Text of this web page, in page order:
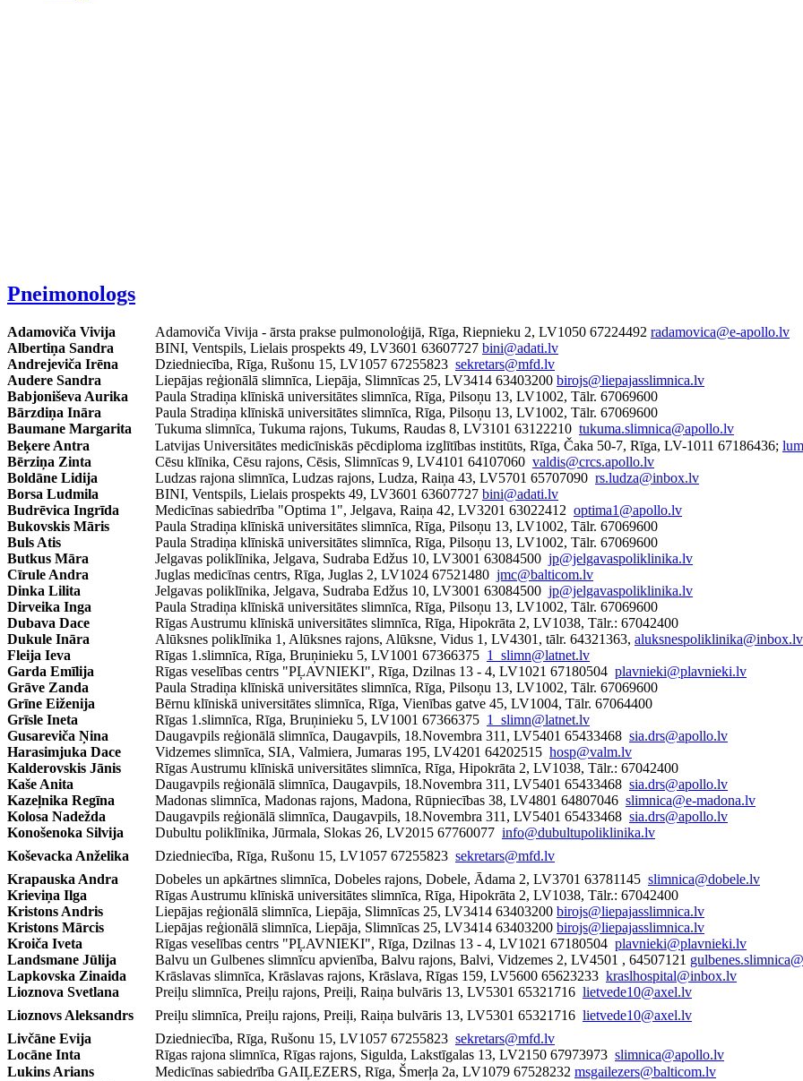
Pneimonologs
Adamoviča Vivija Adamoviča Vivija - ārsta prakse pulmonoloģijā, Rīga, Riepnieku 2, LV1050 67224492 radamovica@e-apollo.lv
Albertiņa Sandra
BINI, Ventspils, Lielais prospekts 49, LV3601 63607727 bini@adati.lv
Andrejeviča Irēna
Dziedniecība, Rīga, Rušonu 15, LV1057 67255823 sekretars@mfd.lv
Audere Sandra
Liepājas reģionālā slimnīca, Liepāja, Slimnīcas 25, LV3414 63403200 birojs@liepajasslimnica.lv
Babjoniševa Aurika
Paula Stradiņa klīniskā universitātes slimnīca, Rīga, Pilsoņu 13, LV1002, Tālr. 67069600
Bārzdiņa Ināra
Paula Stradiņa klīniskā universitātes slimnīca, Rīga, Pilsoņu 13, LV1002, Tālr. 67069600
Baumane Margarita
Tukuma slimnīca, Tukuma rajons, Tukums, Raudas 8, LV3101 63122210 tukuma.slimnica@apollo.lv
Beķere Antra
Latvijas Universitātes medicīniskās pēcdiploma izglītības institūts, Rīga, Čaka 50-7, Rīga, LV-1011 67186436;
Bērziņa Zinta
Cēsu klīnika, Cēsu rajons, Cēsis, Slimnīcas 9, LV4101 64107060 valdis@crcs.apollo.lv
Boldāne Lidija
Ludzas rajona slimnīca, Ludzas rajons, Ludza, Raiņa 43, LV5701 65707090 rs.ludza@inbox.lv
Borsa Ludmila
BINI, Ventspils, Lielais prospekts 49, LV3601 63607727 bini@adati.lv
Budrēvica Ingrīda
Medicīnas sabiedrība "Optima 1", Jelgava, Raiņa 42, LV3201 63022412 optima1@apollo.lv
Bukovskis Māris
Paula Stradiņa klīniskā universitātes slimnīca, Rīga, Pilsoņu 13, LV1002, Tālr. 67069600
Buls Atis
Paula Stradiņa klīniskā universitātes slimnīca, Rīga, Pilsoņu 13, LV1002, Tālr. 67069600
Butkus Māra
Jelgavas poliklīnika, Jelgava, Sudraba Edžus 10, LV3001 63084500 jp@jelgavaspoliklinika.lv
Cīrule Andra
Juglas medicīnas centrs, Rīga, Juglas 2, LV1024 67521480 jmc@balticom.lv
Dinka Lilita
Jelgavas poliklīnika, Jelgava, Sudraba Edžus 10, LV3001 63084500 jp@jelgavaspoliklinika.lv
Dirveika Inga
Paula Stradiņa klīniskā universitātes slimnīca, Rīga, Pilsoņu 13, LV1002, Tālr. 67069600
Dubava Dace
Rīgas Austrumu klīniskā universitātes slimnīca, Rīga, Hipokrāta 2, LV1038, Tālr.: 67042400
Dukule Ināra
Alūksnes poliklīnika 1, Alūksnes rajons, Alūksne, Vidus 1, LV4301, tālr. 64321363, aluksnespoliklinika@inbox.lv
Fleija Ieva
Rīgas 1.slimnīca, Rīga, Bruņinieku 5, LV1001 67366375 1_slimn@latnet.lv
Garda Emīlija
Rīgas veselības centrs "PĻAVNIEKI", Rīga, Dzilnas 13 - 4, LV1021 67180504 plavnieki@plavnieki.lv
Grāve Zanda
Paula Stradiņa klīniskā universitātes slimnīca, Rīga, Pilsoņu 13, LV1002, Tālr. 67069600
Grīne Eiženija
Bērnu klīniskā universitātes slimnīca, Rīga, Vienības gatve 45, LV1004, Tālr. 67064400
Grīsle Ineta
Rīgas 1.slimnīca, Rīga, Bruņinieku 5, LV1001 67366375 1_slimn@latnet.lv
Gusareviča Ņina
Daugavpils reģionālā slimnīca, Daugavpils, 18.Novembra 311, LV5401 65433468 sia.drs@apollo.lv
Harasimjuka Dace
Vidzemes slimnīca, SIA, Valmiera, Jumaras 195, LV4201 64202515 hosp@valm.lv
Kalderovskis Jānis
Rīgas Austrumu klīniskā universitātes slimnīca, Rīga, Hipokrāta 2, LV1038, Tālr.: 67042400
Kaše Anita
Daugavpils reģionālā slimnīca, Daugavpils, 18.Novembra 311, LV5401 65433468 sia.drs@apollo.lv
Kazeļnika Regīna
Madonas slimnīca, Madonas rajons, Madona, Rūpniecības 38, LV4801 64807046 slimnica@e-madona.lv
Kolosa Nadežda
Daugavpils reģionālā slimnīca, Daugavpils, 18.Novembra 311, LV5401 65433468 sia.drs@apollo.lv
Konošenoka Silvija
Dubultu poliklīnika, Jūrmala, Slokas 26, LV2015 67760077 info@dubultupoliklinika.lv
Koševacka Anželika
Dziedniecība, Rīga, Rušonu 15, LV1057 67255823 sekretars@mfd.lv
Krapauska Andra
Dobeles un apkārtnes slimnīca, Dobeles rajons, Dobele, Ādama 2, LV3701 63781145 slimnica@dobele.lv
Krieviņa Ilga
Rīgas Austrumu klīniskā universitātes slimnīca, Rīga, Hipokrāta 2, LV1038, Tālr.: 67042400
Kristons Andris
Liepājas reģionālā slimnīca, Liepāja, Slimnīcas 25, LV3414 63403200 birojs@liepajasslimnica.lv
Kristons Mārcis
Liepājas reģionālā slimnīca, Liepāja, Slimnīcas 25, LV3414 63403200 birojs@liepajasslimnica.lv
Kroiča Iveta
Rīgas veselības centrs "PĻAVNIEKI", Rīga, Dzilnas 13 - 4, LV1021 67180504 plavnieki@plavnieki.lv
Landsmane Jūlija
Balvu un Gulbenes slimnīcu apvienība, Balvu rajons, Balvi, Vidzemes 2, LV4501 , 64507121
Lapkovska Zinaida
Krāslavas slimnīca, Krāslavas rajons, Krāslava, Rīgas 159, LV5600 65623233 kraslhospital@inbox.lv
Lioznova Svetlana
Preiļu slimnīca, Preiļu rajons, Preiļi, Raiņa bulvāris 13, LV5301 65321716 lietvede10@axel.lv
Lioznovs Aleksandrs
Preiļu slimnīca, Preiļu rajons, Preiļi, Raiņa bulvāris 13, LV5301 65321716 lietvede10@axel.lv
Livčāne Evija
Dziedniecība, Rīga, Rušonu 15, LV1057 67255823 sekretars@mfd.lv
Locāne Inta
Rīgas rajona slimnīca, Rīgas rajons, Sigulda, Lakstīgalas 13, LV2150 67973973 slimnica@apollo.lv
Lukins Arians
Medicīnas sabiedrība GAIĻEZERS, Rīga, Šmerļa 2a, LV1079 67528232 msgailezers@balticom.lv